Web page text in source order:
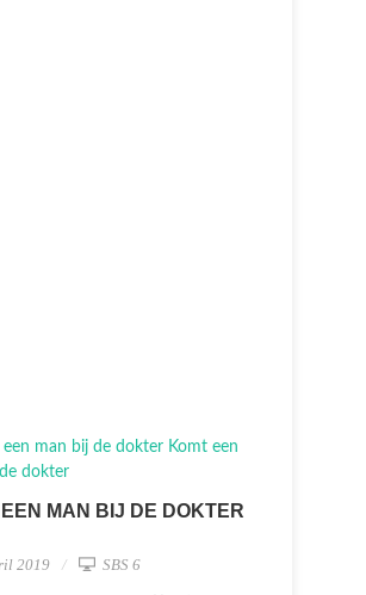
EEN MAN BIJ DE DOKTER
2019 SBS 6